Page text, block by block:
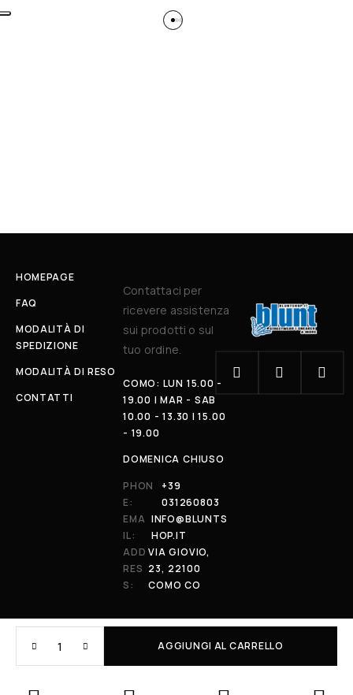
AGGIUNGI AL CARRELLO
HOMEPAGE
FAQ
MODALITÀ DI
SPEDIZIONE
MODALITÀ DI RESO
CONTATTI
Contattaci per
ricevere assistenza
sui prodotti o sul
tuo ordine.
COMO: LUN 15.00 -
19.00 | MAR - SAB
10.00 - 13.30 | 15.00
- 19.00
DOMENICA CHIUSO
PHON
E:
+39
031260803
EMA
IL:
INFO@BLUNTS
HOP.IT
ADD
RES
S:
VIA GIOVIO,
23, 22100
COMO CO
01848590038